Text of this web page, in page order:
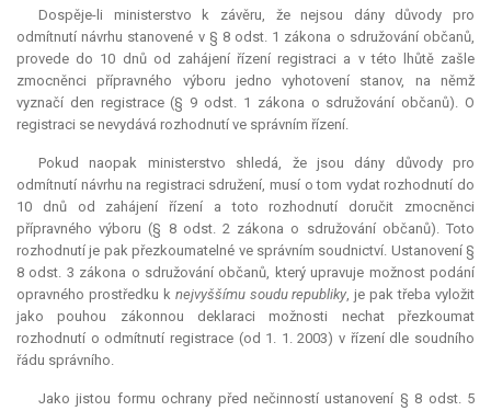
Dospěje-li ministerstvo k závěru, že nejsou dány důvody pro
odmítnutí návrhu stanovené v § 8 odst. 1 zákona o sdružování občanů,
provede do 10 dnů od zahájení řízení registraci a v této lhůtě zašle
zmocněnci přípravného výboru jedno vyhotovení stanov, na němž
vyznačí den registrace (§ 9 odst. 1 zákona o sdružování občanů). O
registraci se nevydává rozhodnutí ve správním řízení.
Pokud naopak ministerstvo shledá, že jsou dány důvody pro
odmítnutí návrhu na registraci sdružení, musí o tom vydat rozhodnutí do
10 dnů od zahájení řízení a toto rozhodnutí doručit zmocněnci
přípravného výboru (§ 8 odst. 2 zákona o sdružování občanů). Toto
rozhodnutí je pak přezkoumatelné ve správním soudnictví. Ustanovení §
8 odst. 3 zákona o sdružování občanů, který upravuje možnost podání
opravného prostředku k nejvyššímu soudu republiky, je pak třeba vyložit
jako pouhou zákonnou deklaraci možnosti nechat přezkoumat
rozhodnutí o odmítnutí registrace (od 1. 1. 2003) v řízení dle soudního
řádu správního.
Jako jistou formu ochrany před nečinností ustanovení § 8 odst. 5